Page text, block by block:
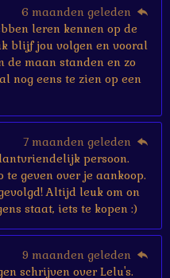
6 maanden geleden
leren kennen op de
blijf jou volgen en vooral
maan standen en zo
nog eens te zien op een
7 maanden geleden
persoon.
geven over je aankoop.
Altijd leuk om on
staat, iets te kopen :)
9 maanden geleden
schrijven over Lelu's.